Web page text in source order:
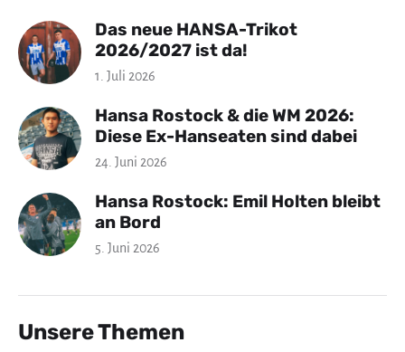
Das neue HANSA-Trikot
2026/2027 ist da!
1. Juli 2026
Hansa Rostock & die WM 2026:
Diese Ex-Hanseaten sind dabei
24. Juni 2026
Hansa Rostock: Emil Holten bleibt
an Bord
5. Juni 2026
Unsere Themen